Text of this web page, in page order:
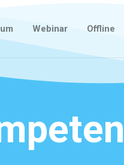
Webinar Offline